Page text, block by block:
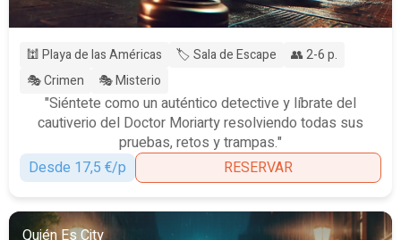
🕍 Playa de las Américas 🏷️ Sala de Escape
👥 2-6 p.
🎭 Crimen
🎭 Misterio
"Siéntete como un auténtico detective y líbrate del
cautiverio del Doctor Moriarty resolviendo todas sus
pruebas, retos y trampas."
Desde 17,5 €/p
RESERVAR
Quién Es City